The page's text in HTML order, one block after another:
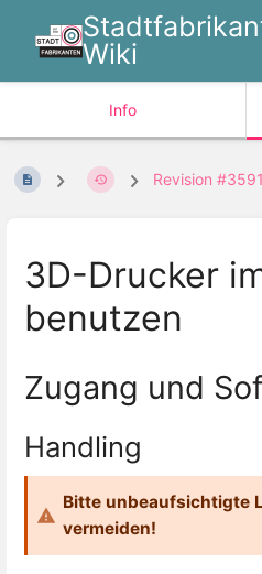
Wiki
Info
Revision
3D-Drucker
benutzen
Zugang und
Handling
Bitte unbeaufsichtigte
vermeiden!